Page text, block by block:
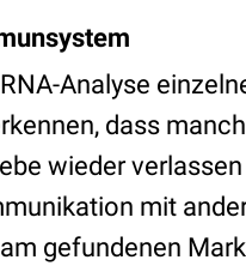
Analyse
dass
wieder
mit
gefundenen